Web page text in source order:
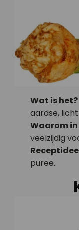
Wat is het?
aardse,
Waarom
veelzijdig
puree.